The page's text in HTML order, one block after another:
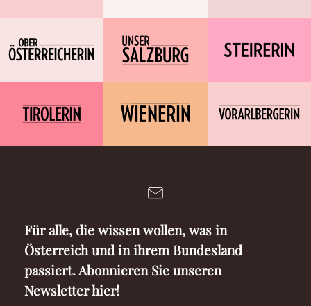
Für alle, die wissen wollen, was in
Österreich und in ihrem Bundesland
passiert. Abonnieren Sie unseren
Newsletter hier!